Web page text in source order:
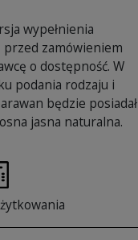
wypełnienia
przed zamówieniem
o dostępność. W
podania rodzaju i
będzie posiadał
jasna naturalna.